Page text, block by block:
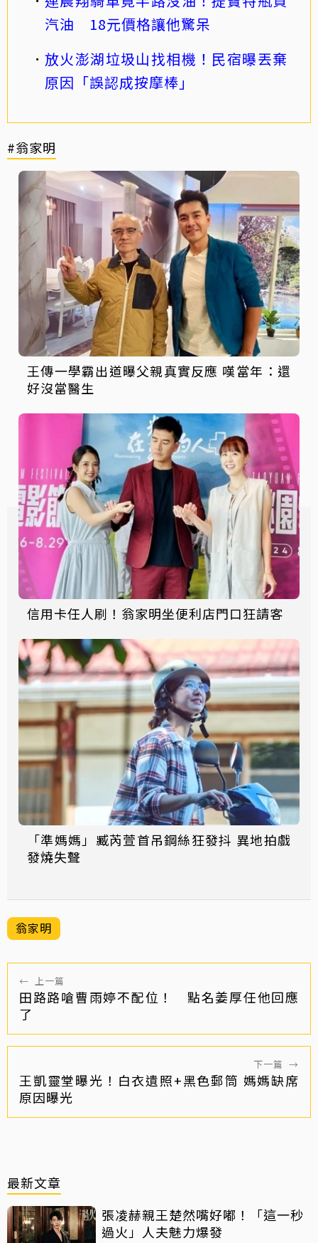
汽油 18元價格讓他驚呆
放火澎湖垃圾山找相機！民宿曝丟棄
原因「誤認成按摩棒」
#翁家明
王傳一學霸出道曝父親真實反應 嘆當年：還
好沒當醫生
信用卡任人刷！翁家明坐便利店門口狂請客
「準媽媽」臧芮萱首吊鋼絲狂發抖 異地拍戲
發燒失聲
翁家明
← 上一篇
田路路嗆曹雨婷不配位！ 點名姜厚任他回應
了
下一篇 →
王凱靈堂曝光！白衣遺照+黑色郵筒 媽媽缺席
原因曝光
最新文章
張凌赫親王楚然嘴好嘟！「這一秒
過火」人夫魅力爆發